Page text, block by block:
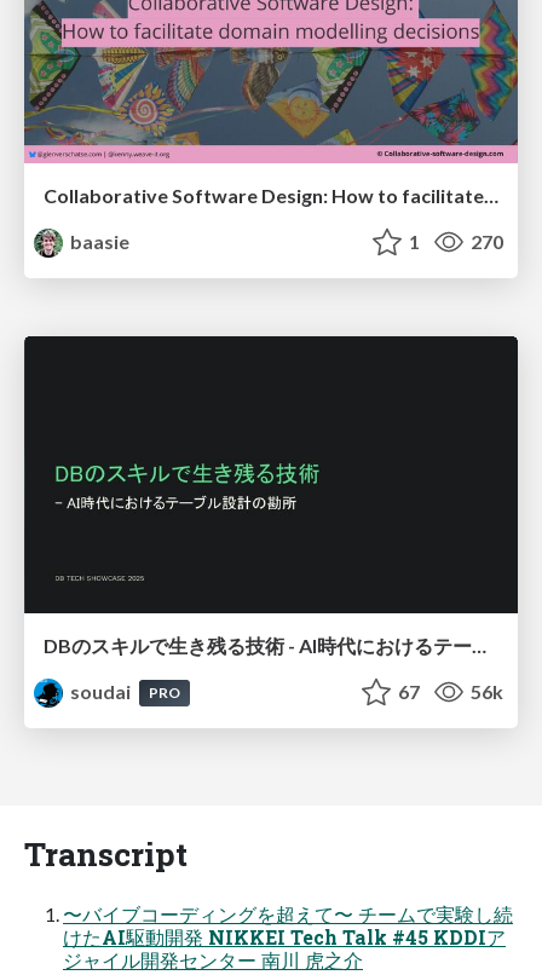
Collaborative Software Design: How to facilitate domain modelling decisions
baasie
1 270
DBのスキルで生き残る技術 - AI時代におけるテーブル設計の勘所
soudai
PRO 67 56k
Transcript
〜バイブコーディングを超えて〜 チームで実験し続
けたAI駆動開発 NIKKEI Tech Talk #45 KDDIア
ジャイル開発センター 南川 虎之介